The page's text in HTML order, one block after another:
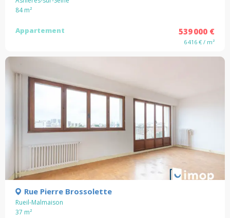
84m²
Appartement 539 000 €
6 416 € / m²
Rue Pierre Brossolette
Rueil-Malmaison
37 m²